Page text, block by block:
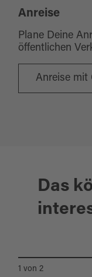
Anreise
Plane Deine
öffentlichen
Anreise mit
Das
1 von2